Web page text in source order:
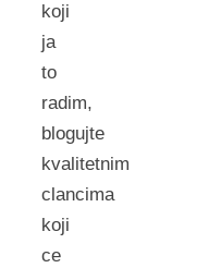
koji
ja
to
radim,
blogujte
kvalitetnim
clancima
koji
ce